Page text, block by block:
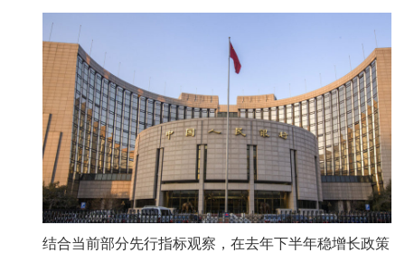
结合当前部分先行指标观察，在去年下半年稳增长政策